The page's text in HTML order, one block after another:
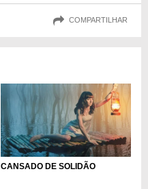
COMPARTILHAR
CANSADO DE SOLIDÃO